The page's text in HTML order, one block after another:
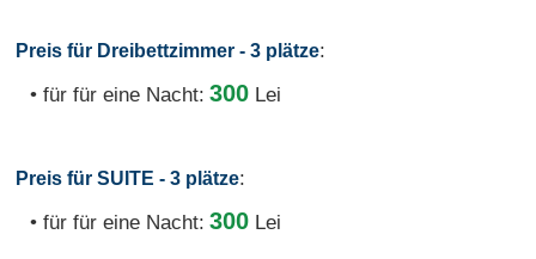
Preis für Dreibettzimmer - 3 plätze:
• für für eine Nacht: 300 Lei
Preis für SUITE - 3 plätze:
• für für eine Nacht: 300 Lei